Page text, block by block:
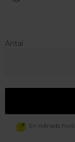
Antal
En månads